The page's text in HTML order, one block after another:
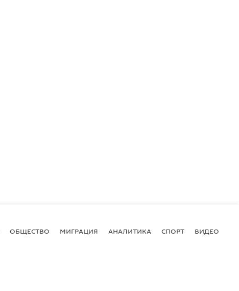
ОБЩЕСТВО МИГРАЦИЯ АНАЛИТИКА СПОРТ ВИДЕО